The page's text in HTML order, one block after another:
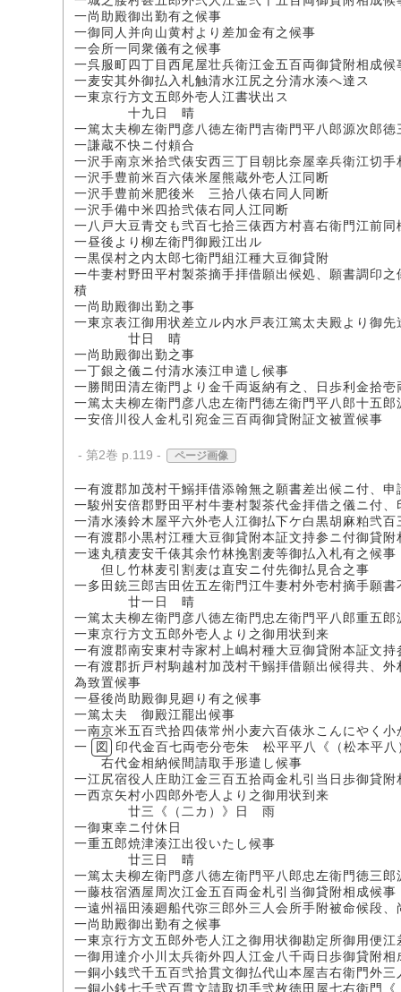
一尚助殿御出勤有之候事
一御同人并向山黄村より差加金有之候事
一会所一同衆儀有之候事
一呉服町四丁目西尾屋壮兵衛江金五百両御貸附相成候
一麦安其外御払入札触清水江尻之分清水湊へ達ス
一東京行方文五郎外壱人江書状出ス
十九日 晴
一篤太夫柳左衛門彦八徳左衛門吉衛門平八郎源次郎
一謙蔵不快ニ付頼合
一沢手南京米拾弐俵安西三丁目朝比奈屋幸兵衛江切手
一沢手豊前米百六俵米屋熊蔵外壱人江同断
一沢手豊前米肥後米 三拾八俵右同人同断
一沢手備中米四拾弐俵右同人江同断
一八戸大豆青交も弐百七拾三俵西方村喜右衛門江前同
一昼後より柳左衛門御殿江出ル
一黒俣村之内太郎七衛門組江種大豆御貸附
一牛妻村野田平村製茶摘手拝借願出候処、願書調印
積
一尚助殿御出勤之事
一東京表江御用状差立ル内水戸表江篤太夫殿より御先
廿日 晴
一尚助殿御出勤之事
一丁銀之儀ニ付清水湊江申遣し候事
一勝間田清左衛門より金千両返納有之、日歩利金拾壱
一篤太夫柳左衛門彦八忠左衛門徳左衛門平八郎十五
一安倍川役人金札引宛金三百両御貸附証文被置候事
- 第2巻 p.119 - ページ画像
一有渡郡加茂村干鰯拝借添翰無之願書差出候ニ付、申
一駿州安倍郡野田平村牛妻村製茶代金拝借之儀ニ付
一清水湊鈴木屋平六外壱人江御払下ケ白黒胡麻粕弐
一有渡郡小黒村江種大豆御貸附本証文持参ニ付御貸附
一速丸積麦安千俵其余竹林挽割麦等御払入札有之候事
但し竹林麦引割麦は直安ニ付先御払見合之事
一多田銃三郎吉田佐五左衛門江牛妻村外壱村摘手願
廿一日 晴
一篤太夫柳左衛門彦八徳左衛門忠左衛門平八郎重五
一東京行方文五郎外壱人より之御用状到来
一有渡郡南安東村寺家村上嶋村種大豆御貸附本証文
一有渡郡折戸村駒越村加茂村干鰯拝借願出候得共、
為致置候事
一昼後尚助殿御見廻り有之候事
一篤太夫 御殿江罷出候事
一南京米五百弐拾四俵常州小麦六百俵氷こんにやく
一
図
印代金百七両壱分壱朱 松平平八《（松本平八
右代金相納候間請取手形遣し候事
一江尻宿役人庄助江金三百五拾両金札引当日歩御貸附
一西京矢村小四郎外壱人より之御用状到来
廿三《（二カ）》日 雨
一御東幸ニ付休日
一重五郎焼津湊江出役いたし候事
廿三日 晴
一篤太夫柳左衛門彦八徳左衛門平八郎忠左衛門徳三郎
一藤枝宿酒屋周次江金五百両金札引当御貸附相成候事
一遠州福田湊廻船代弥三郎外三人会所手附被命候段
一尚助殿御出勤有之候事
一東京行方文五郎外壱人江之御用状御勘定所御用便江
一御用達介小川太兵衛外四人江金八千両日歩御貸附相
一銅小銭弐千五百弐拾貫文御払代山本屋吉右衛門外
一銅小銭七千弐百貫文請取切手弐枚徳田屋七右衛門